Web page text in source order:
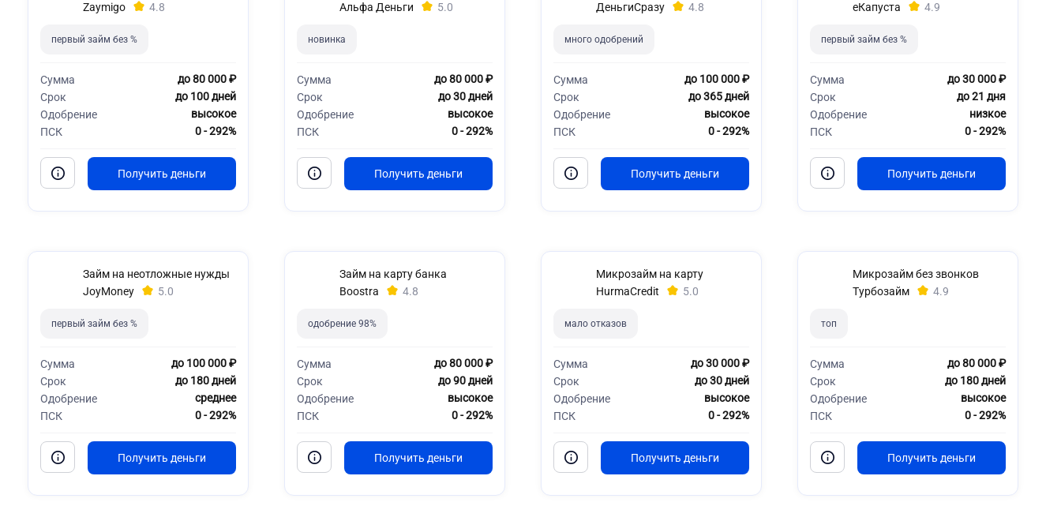
Zaymigo
4.8
первый займ без %
Сумма
до 80 000 ₽
Срок
до 100 дней
Одобрение
высокое
ПСК
0 - 292%
Альфа Деньги
5.0
новинка
Сумма
до 80 000 ₽
Срок
до 30 дней
Одобрение
высокое
ПСК
0 - 292%
ДеньгиСразу
4.8
много одобрений
Сумма
до 100 000 ₽
Срок
до 365 дней
Одобрение
высокое
ПСК
0 - 292%
еКапуста
4.9
первый займ без %
Сумма
до 30 000 ₽
Срок
до 21 дня
Одобрение
низкое
ПСК
0 - 292%
Займ на неотложные нужды
JoyMoney
5.0
первый займ без %
Сумма
до 100 000 ₽
Срок
до 180 дней
Одобрение
среднее
ПСК
0 - 292%
Займ на карту банка
Boostra
4.8
одобрение 98%
Сумма
до 80 000 ₽
Срок
до 90 дней
Одобрение
высокое
ПСК
0 - 292%
Микрозайм на карту
HurmaCredit
5.0
мало отказов
Сумма
до 30 000 ₽
Срок
до 30 дней
Одобрение
высокое
ПСК
0 - 292%
Микрозайм без звонков
Турбозайм
4.9
топ
Сумма
до 80 000 ₽
Срок
до 180 дней
Одобрение
высокое
ПСК
0 - 292%